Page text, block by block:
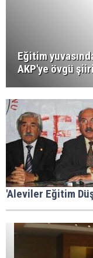
Eğitim
AKP'ye övgü
'Aleviler Eğitim